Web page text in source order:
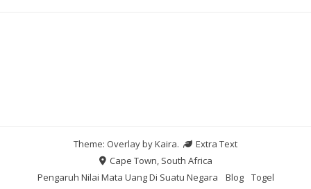
Theme: Overlay byKaira.
Extra Text
Cape Town, South Africa
Pengaruh Nilai Mata Uang Di Suatu Negara
Blog Togel